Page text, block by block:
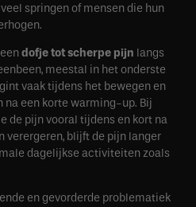
springen of mensen die hun
dofje tot scherpe pijn langs
meestal in het onderste
vaak tijdens het bewegen en
na een korte warming-up. Bij
de pijn vooral tijdens en kort na
verergeren, blijft de pijn langer
dagelijkse activiteiten zoals
en gevorderde problematiek